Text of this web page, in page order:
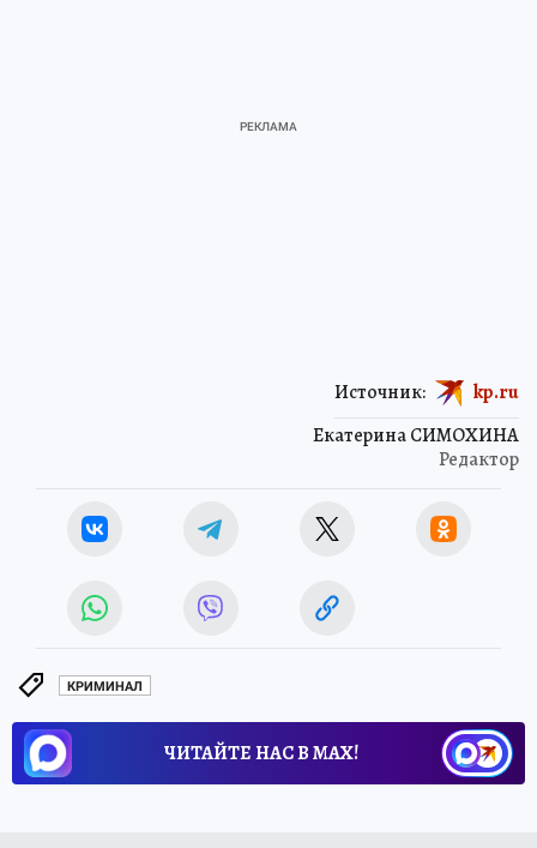
Екатерина СИМОХИНА
Редактор
Источник: kp.ru
КРИМИНАЛ
ЧИТАЙТЕ НАС В МАХ!